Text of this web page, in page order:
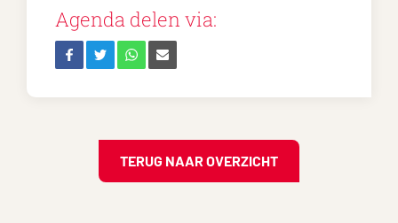
Agenda delen via:
TERUG NAAR OVERZICHT